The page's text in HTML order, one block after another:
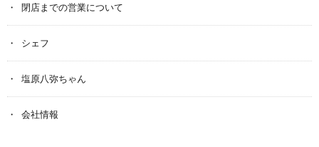
閉店までの営業について
シェフ
塩原八弥ちゃん
会社情報